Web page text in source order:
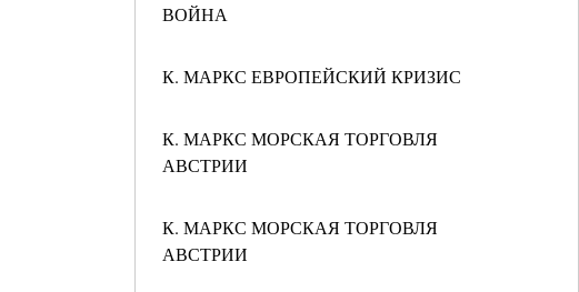
ВОЙНА
К. МАРКС ЕВРОПЕЙСКИЙ КРИЗИС
К. МАРКС МОРСКАЯ ТОРГОВЛЯ
АВСТРИИ
К. МАРКС МОРСКАЯ ТОРГОВЛЯ
АВСТРИИ